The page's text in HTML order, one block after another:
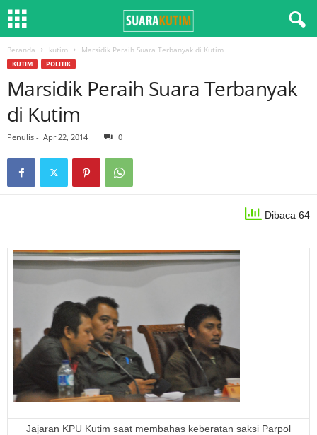
Beranda kutim Marsidik Peraih Suara Terbanyak di Kutim
KUTIM POLITIK
Marsidik Peraih Suara Terbanyak
di Kutim
Penulis - Apr 22, 2014 0
Dibaca 64
Jajaran KPU Kutim saat membahas keberatan saksi Parpol